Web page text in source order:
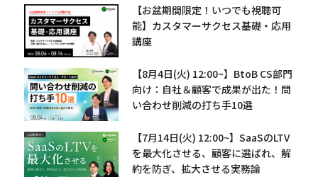
【お盆期間限定！いつでも視聴可
能】カスタマーサクセス基礎・応用
講座
【8月4日(火) 12:00~】BtoB CS部門
向け：自社＆顧客で成果が出た！問
い合わせ削減の打ち手10選
【7月14日(火) 12:00~】SaaSのLTV
を最大化させる、顧客に選ばれ、解
約を防ぎ、拡大させる実務論